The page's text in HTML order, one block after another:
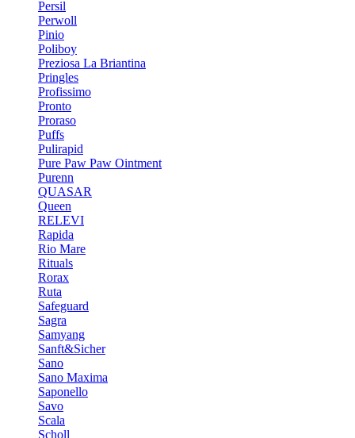
Persil
Perwoll
Pinio
Poliboy
Preziosa La Briantina
Pringles
Profissimo
Pronto
Proraso
Puffs
Pulirapid
Pure Paw Paw Ointment
Purenn
QUASAR
Queen
RELEVI
Rapida
Rio Mare
Rituals
Rorax
Ruta
Safeguard
Sagra
Samyang
Sanft&Sicher
Sano
Sano Maxima
Saponello
Savo
Scala
Scholl